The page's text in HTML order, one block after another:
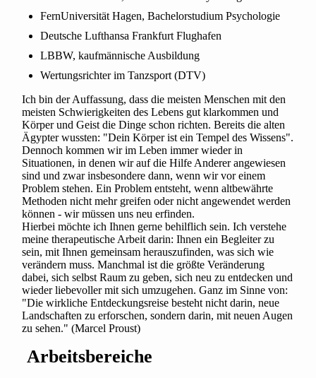
FernUniversität Hagen, Bachelorstudium Psychologie
Deutsche Lufthansa Frankfurt Flughafen
LBBW, kaufmännische Ausbildung
Wertungsrichter im Tanzsport (DTV)
Ich bin der Auffassung, dass die meisten Menschen mit den
meisten Schwierigkeiten des Lebens gut klarkommen und
Körper und Geist die Dinge schon richten. Bereits die alten
Ägypter wussten: "Dein Körper ist ein Tempel des Wissens".
Dennoch kommen wir im Leben immer wieder in
Situationen, in denen wir auf die Hilfe Anderer angewiesen
sind und zwar insbesondere dann, wenn wir vor einem
Problem stehen. Ein Problem entsteht, wenn altbewährte
Methoden nicht mehr greifen oder nicht angewendet werden
können - wir müssen uns neu erfinden.
Hierbei möchte ich Ihnen gerne behilflich sein. Ich verstehe
meine therapeutische Arbeit darin: Ihnen ein Begleiter zu
sein, mit Ihnen gemeinsam herauszufinden, was sich wie
verändern muss. Manchmal ist die größte Veränderung
dabei, sich selbst Raum zu geben, sich neu zu entdecken und
wieder liebevoller mit sich umzugehen. Ganz im Sinne von:
"Die wirkliche Entdeckungsreise besteht nicht darin, neue
Landschaften zu erforschen, sondern darin, mit neuen Augen
zu sehen." (Marcel Proust)
Arbeitsbereiche